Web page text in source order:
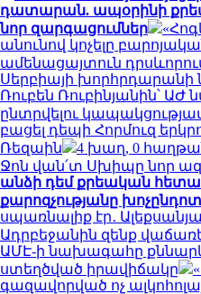
դատարան. ապօրինի
նոր զարգացումներ
անունով կոչելը
ամենացայտուն
Սերբիայի խորհրդարանի
Ռուբեն Ռուբինյանին՝
ընտրվելու
բացել դեպի Հորմուզ
Ռեզաին
4 խաղ, 0
Ջոն վան՛տ Սխիպը նոր
անձի դեմ քրեական
քարոզչությանը
սպառնալիք էր․
Ադրբեջանին զենք
ԱՄԷ-ի նախագահը
ստեղծված իրավիճակը
գազավորված ոչ